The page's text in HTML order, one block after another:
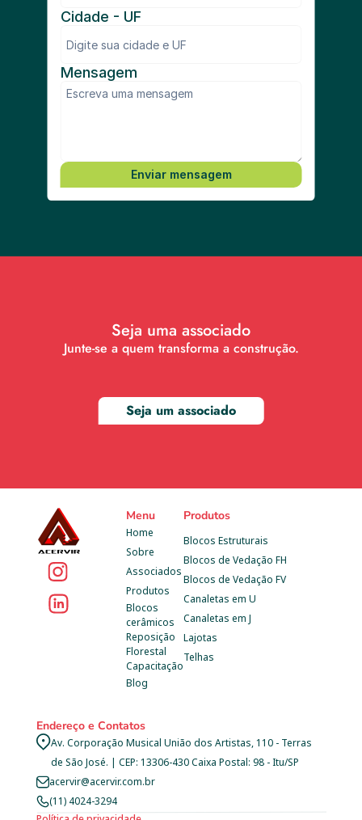
Menu
Home
Sobre
Blog
Associados
Produtos
Blocos
cerâmicos
Reposição
Florestal
Capacitação
Produtos
Blocos Estruturais
Blocos de Vedação FH
Blocos de Vedação FV
Canaletas em U
Canaletas em J
Lajotas
Telhas
Endereço e Contatos
Av. Corporação Musical União dos Artistas, 110 - Terras
de São José. | CEP: 13306-430 Caixa Postal: 98 - Itu/SP
acervir@acervir.com.br
(11) 4024-3294
Cidade - UF
Mensagem
Enviar mensagem
Seja uma associado
Junte-se a quem transforma a construção.
Seja um associado